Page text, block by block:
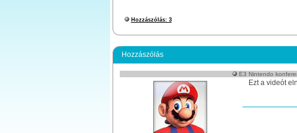
Hozzászólás: 3
Hozzászólás
E3 Nintendo
Ezt a videót